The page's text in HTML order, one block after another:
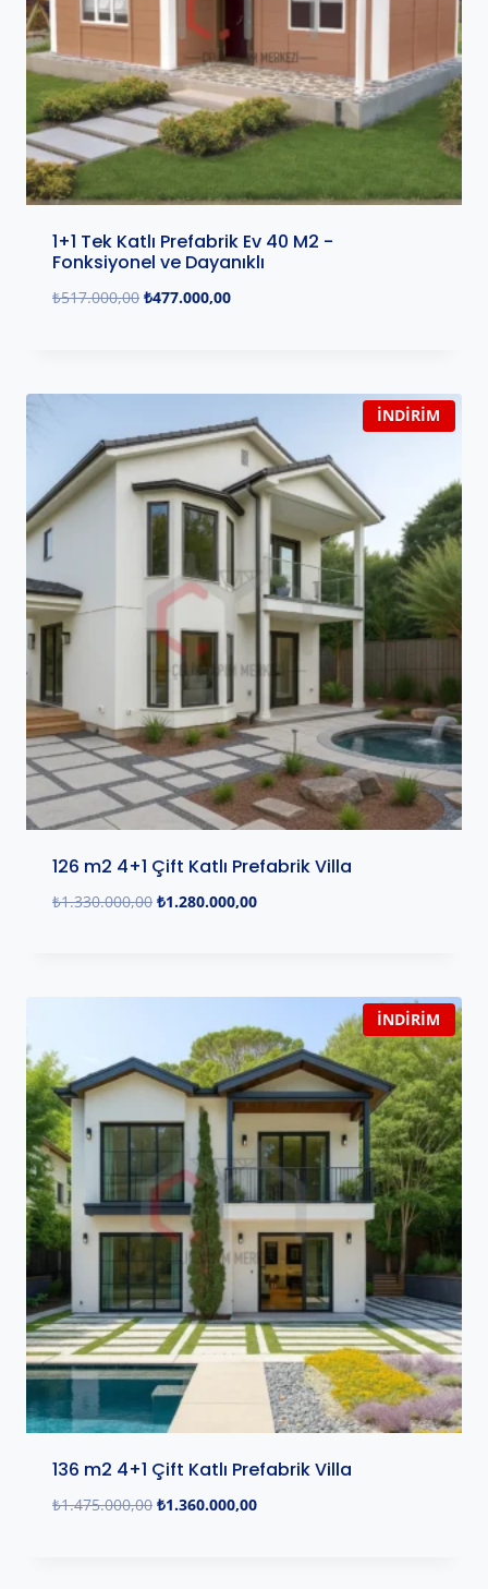
1+1 Tek Katlı Prefabrik Ev 40 M2 -
Fonksiyonel ve Dayanıklı
₺517.000,00 ₺477.000,00
İNDIRIM
126 m2 4+1 Çift Katlı Prefabrik Villa
₺1.330.000,00 ₺1.280.000,00
İNDIRIM
136 m2 4+1 Çift Katlı Prefabrik Villa
₺1.475.000,00 ₺1.360.000,00